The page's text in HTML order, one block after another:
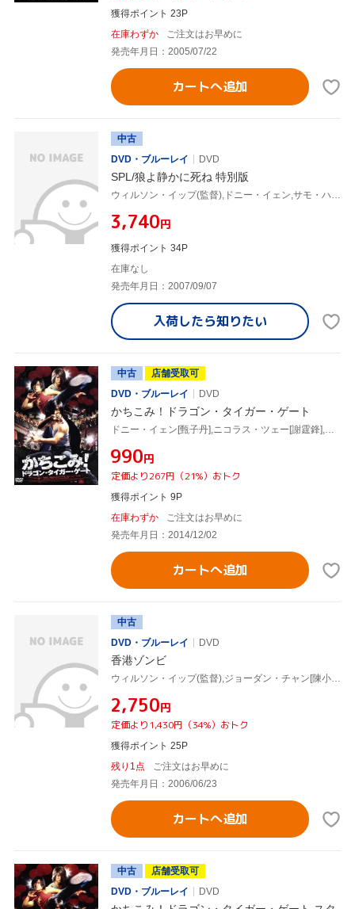
獲得ポイント 23P
在庫わずか
ご注文はお早めに
発売年月日：2005/07/22
カートへ追加
中古
DVD・ブルーレイ
DVD
SPL/狼よ静かに死ね 特別版
ウィルソン・イップ(監督),ドニー・イェン,サモ・ハン[洪金寶]
¥3,740円
獲得ポイント 34P
在庫なし
発売年月日：2007/09/07
入荷したら知りたい
中古
店舗受取可
DVD・ブルーレイ
DVD
かちこみ！ドラゴン・タイガー・ゲート
ドニー・イェン[甄子丹],ニコラス・ツェー[謝霆鋒],ショーン・ユー,ウィルソン・イップ[葉偉信](監督)
¥990円
定価より267円（21%）おトク
獲得ポイント 9P
在庫わずか
ご注文はお早めに
発売年月日：2014/12/02
カートへ追加
中古
DVD・ブルーレイ
DVD
香港ゾンビ
ウィルソン・イップ(監督),ジョーダン・チャン[陳小春],サム・リー[李燦森]
¥2,750円
定価より1,430円（34%）おトク
獲得ポイント 25P
残り1点
ご注文はお早めに
発売年月日：2006/06/23
カートへ追加
中古
店舗受取可
DVD・ブルーレイ
DVD